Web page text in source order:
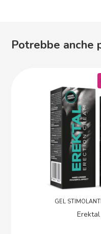
Potrebbe anche
GEL
Erektal